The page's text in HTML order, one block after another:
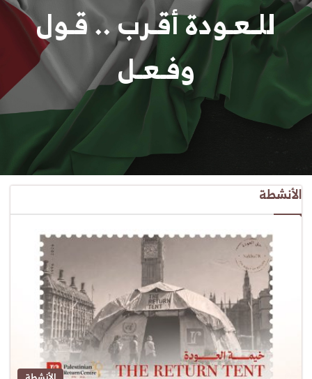
للـعـودة أقـرب .. قـول
وفـعـل
الأنشطة